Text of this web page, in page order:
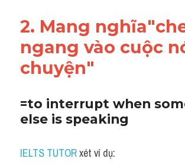
2. Mang
ngang vào cuộc
chuyện"
=to interrupt when
else is speaking
IELTS TUTOR xét ví dụ: